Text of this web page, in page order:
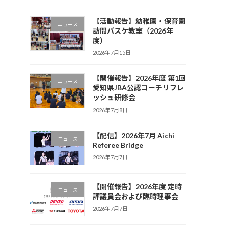
ニュース
【活動報告】幼稚園・保育園
訪問バスケ教室（2026年
度）
2026年7月15日
ニュース
【開催報告】2026年度 第1回
愛知県JBA公認コーチリフレ
ッシュ研修会
2026年7月8日
ニュース
【配信】2026年7月 Aichi
Referee Bridge
2026年7月7日
ニュース
【開催報告】2026年度 定時
評議員会および臨時理事会
2026年7月7日